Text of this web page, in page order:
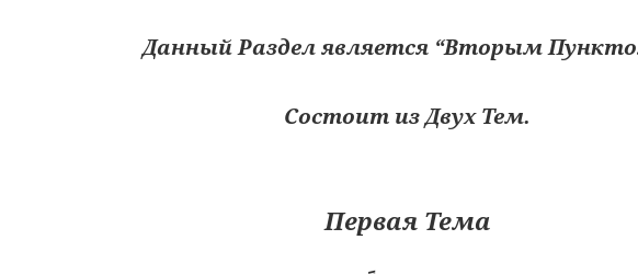
Данный Раздел является “Вторым
Cостоит из Двух Тем.
Первая Тема